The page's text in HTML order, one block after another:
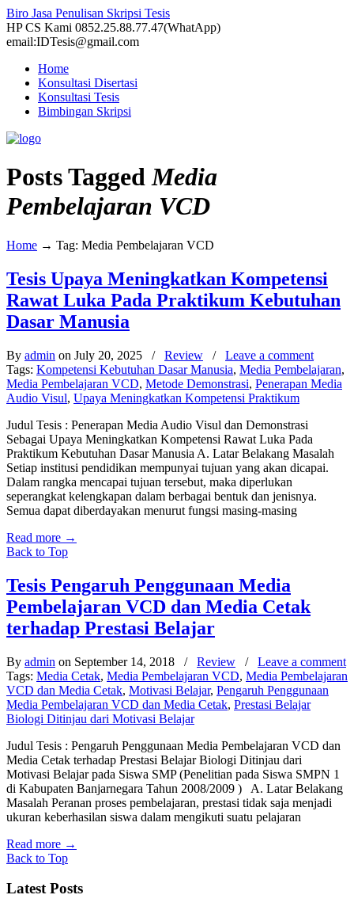
Biro Jasa Penulisan Skripsi Tesis
HP CS Kami 0852.25.88.77.47(WhatApp)
email:IDTesis@gmail.com
Home
Konsultasi Disertasi
Konsultasi Tesis
Bimbingan Skripsi
Posts TaggedMedia
Pembelajaran VCD
Home → Tag: Media Pembelajaran VCD
Tesis Upaya Meningkatkan Kompetensi
Rawat Luka Pada Praktikum Kebutuhan
Dasar Manusia
By admin on July 20, 2025 / Review / Leave a comment
Tags: Kompetensi Kebutuhan Dasar Manusia, Media Pembelajaran,
Media Pembelajaran VCD, Metode Demonstrasi, Penerapan Media
Audio Visul, Upaya Meningkatkan Kompetensi Praktikum
Judul Tesis : Penerapan Media Audio Visul dan Demonstrasi
Sebagai Upaya Meningkatkan Kompetensi Rawat Luka Pada
Praktikum Kebutuhan Dasar Manusia A. Latar Belakang Masalah
Setiap institusi pendidikan mempunyai tujuan yang akan dicapai.
Dalam rangka mencapai tujuan tersebut, maka diperlukan
seperangkat kelengkapan dalam berbagai bentuk dan jenisnya.
Semua dapat diberdayakan menurut fungsi masing-masing
Read more →
Back to Top
Tesis Pengaruh Penggunaan Media
Pembelajaran VCD dan Media Cetak
terhadap Prestasi Belajar
By admin on September 14, 2018 / Review / Leave a comment
Tags: Media Cetak, Media Pembelajaran VCD, Media Pembelajaran
VCD dan Media Cetak, Motivasi Belajar, Pengaruh Penggunaan
Media Pembelajaran VCD dan Media Cetak, Prestasi Belajar
Biologi Ditinjau dari Motivasi Belajar
Judul Tesis : Pengaruh Penggunaan Media Pembelajaran VCD dan
Media Cetak terhadap Prestasi Belajar Biologi Ditinjau dari
Motivasi Belajar pada Siswa SMP (Penelitian pada Siswa SMPN 1
di Kabupaten Banjarnegara Tahun 2008/2009 ) A. Latar Belakang
Masalah Peranan proses pembelajaran, prestasi tidak saja menjadi
ukuran keberhasilan siswa dalam mengikuti suatu pelajaran
Read more →
Back to Top
Latest Posts